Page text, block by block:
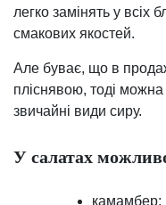
легко замінять у всіх
смакових якостей.
Але буває, що в
пліснявою, тоді можна
звичайні види сиру.
У салатах
камамбер;